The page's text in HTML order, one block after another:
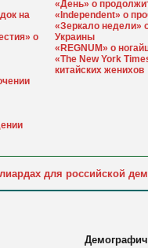
на
о
«День» о
«Independent» о
«Зеркало недели»
Украины
«REGNUM» о
«The New York
китайских женихов
для российской